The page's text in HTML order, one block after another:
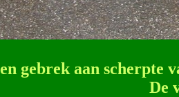
gebrek aan scherpte
De